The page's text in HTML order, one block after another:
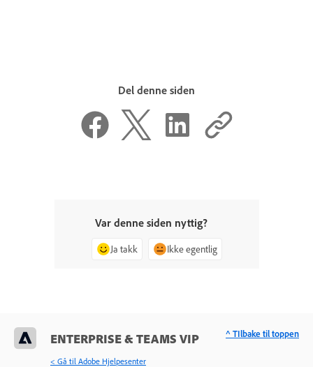
Del denne siden
Var denne siden nyttig?
Ja takk Ikke egentlig
ENTERPRISE & TEAMS VIP
< Gå til Adobe Hjelpesenter
^ TIlbake til toppen